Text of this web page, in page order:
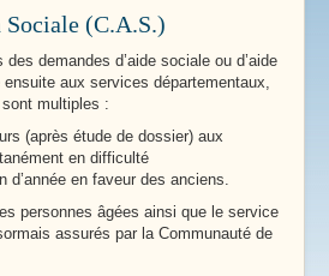
(C.A.S.)
demandes d’aide sociale ou d’aide
aux services départementaux,
multiples :
(après étude de dossier) aux
en difficulté
d’année en faveur des anciens.
personnes âgées ainsi que le service
assurés par la Communauté de